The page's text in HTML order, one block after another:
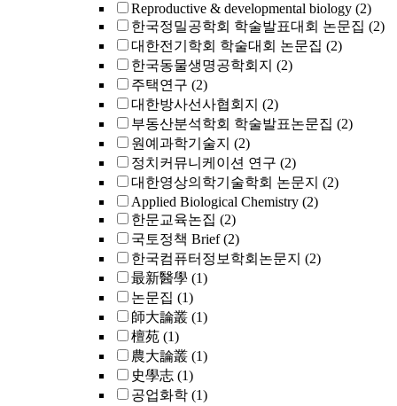
Reproductive & developmental biology (2)
한국정밀공학회 학술발표대회 논문집 (2)
대한전기학회 학술대회 논문집 (2)
한국동물생명공학회지 (2)
주택연구 (2)
대한방사선사협회지 (2)
부동산분석학회 학술발표논문집 (2)
원예과학기술지 (2)
정치커뮤니케이션 연구 (2)
대한영상의학기술학회 논문지 (2)
Applied Biological Chemistry (2)
한문교육논집 (2)
국토정책 Brief (2)
한국컴퓨터정보학회논문지 (2)
最新醫學 (1)
논문집 (1)
師大論叢 (1)
檀苑 (1)
農大論叢 (1)
史學志 (1)
공업화학 (1)